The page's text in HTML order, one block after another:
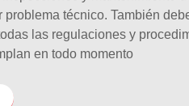
técnico. También
las regulaciones y
en todo momento